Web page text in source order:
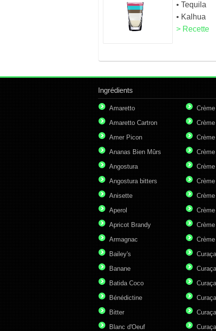
• Tequila
• Kalhua
> Recette
Ingrédients
Amaretto
Amaretto Cartron
Amer Picon
Ananas Bien Mûrs
Angostura
Angostura bitters
Anisette
Aperol
Apricot Brandy
Armagnac
Bailey's
Banane
Batida Coco
Bénédictine
Bitter
Blanc d'Oeuf